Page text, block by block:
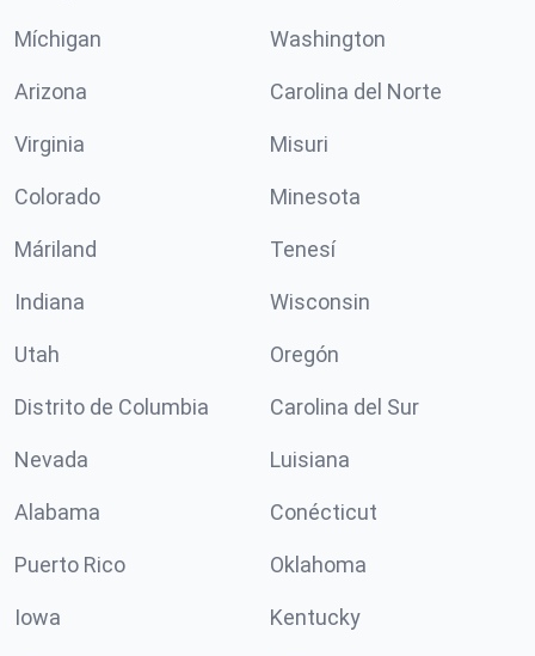
Míchigan Washington
Arizona Carolina del Norte
Virginia Misuri
Colorado Minesota
Máriland Tenesí
Indiana Wisconsin
Utah Oregón
Distrito de Columbia Carolina del Sur
Nevada Luisiana
Alabama Conécticut
Puerto Rico Oklahoma
Iowa Kentucky